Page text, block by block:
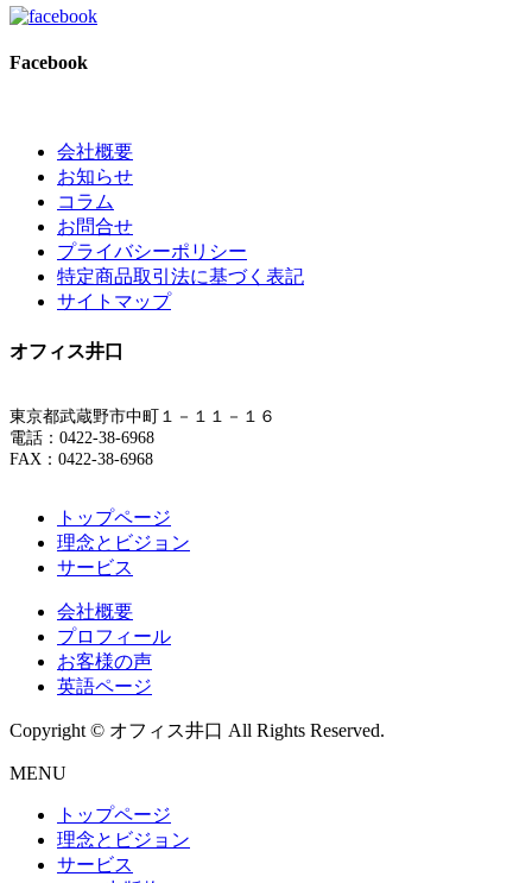
Facebook
会社概要
お知らせ
コラム
お問合せ
プライバシーポリシー
特定商品取引法に基づく表記
サイトマップ
オフィス井口
東京都武蔵野市中町１－１１－１６
電話：0422-38-6968
FAX：0422-38-6968
トップページ
理念とビジョン
サービス
会社概要
プロフィール
お客様の声
英語ページ
Copyright © オフィス井口 All Rights Reserved.
MENU
トップページ
理念とビジョン
サービス